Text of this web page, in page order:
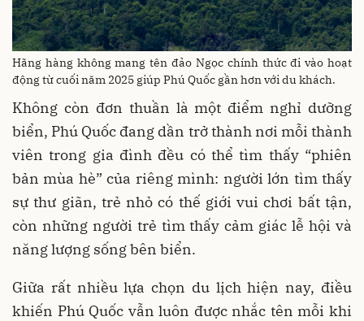
Hãng hàng không mang tên đảo Ngọc chính thức đi vào hoạt
động từ cuối năm 2025 giúp Phú Quốc gần hơn với du khách.
Không còn đơn thuần là một điểm nghỉ dưỡng
biển, Phú Quốc đang dần trở thành nơi mỗi thành
viên trong gia đình đều có thể tìm thấy “phiên
bản mùa hè” của riêng mình: người lớn tìm thấy
sự thư giãn, trẻ nhỏ có thế giới vui chơi bất tận,
còn những người trẻ tìm thấy cảm giác lễ hội và
năng lượng sống bên biển.
Giữa rất nhiều lựa chọn du lịch hiện nay, điều
khiến Phú Quốc vẫn luôn được nhắc tên mỗi khi